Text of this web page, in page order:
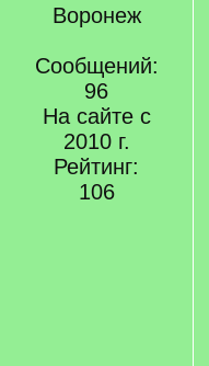
Воронеж
Сообщений:
96
На сайте с
2010 г.
Рейтинг:
106